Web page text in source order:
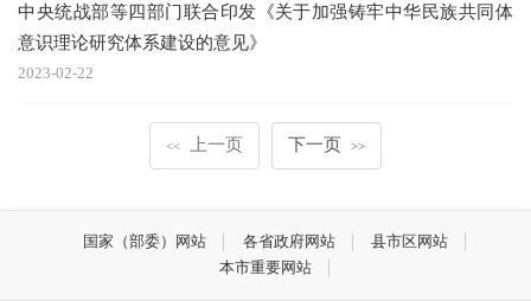
中央统战部等四部门联合印发《关于加强铸牢中华民族共同体
意识理论研究体系建设的意见》
2023-02-22
<< 上一页 下一页 >>
国家（部委）网站 各省政府网站
县市区网站
本市重要网站